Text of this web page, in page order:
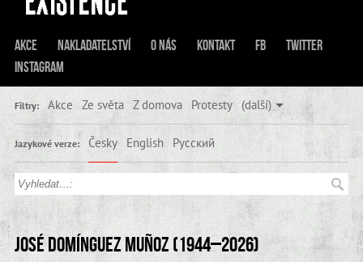
Akce Nakladatelství O nás Kontakt FB
Twitter
Instagram
Filtry: Akce Ze světa Z domova Protesty (další)
Jazykové verze: Česky English Русский
José Domínguez Muñoz (1944–2026)